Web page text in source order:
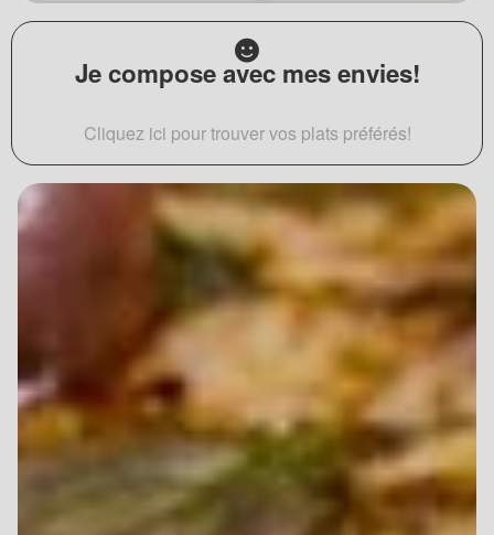
Je compose avec mes envies!
Cliquez ici pour trouver vos plats préférés!